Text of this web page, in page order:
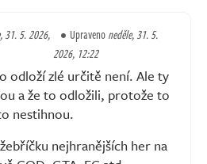
31. 5. 2026,
Upravenoneděle, 31. 5.
2026, 12:22
odloží zlé určitě není. Ale ty
a že to odložili, protože to
nestihnou.
nejhranějších her na